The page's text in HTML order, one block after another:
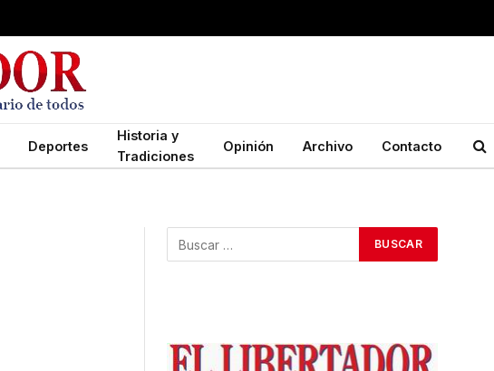
Deportes
Historia y
Tradiciones
Opinión Archivo Contacto